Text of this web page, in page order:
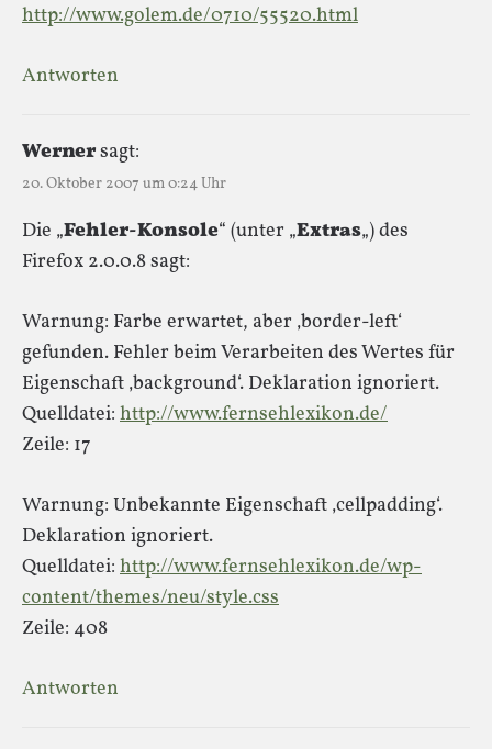
http://www.golem.de/0710/55520.html
Antworten
Wernersagt:
20. Oktober 2007 um 0:24 Uhr
Die „Fehler-Konsole“ (unter „Extras„) des
Firefox 2.0.0.8 sagt:
Warnung: Farbe erwartet, aber ‚border-left‘
gefunden. Fehler beim Verarbeiten des Wertes für
Eigenschaft ‚background‘. Deklaration ignoriert.
Quelldatei: http://www.fernsehlexikon.de/
Zeile: 17
Warnung: Unbekannte Eigenschaft ‚cellpadding‘.
Deklaration ignoriert.
Quelldatei: http://www.fernsehlexikon.de/wp-
content/themes/neu/style.css
Zeile: 408
Antworten